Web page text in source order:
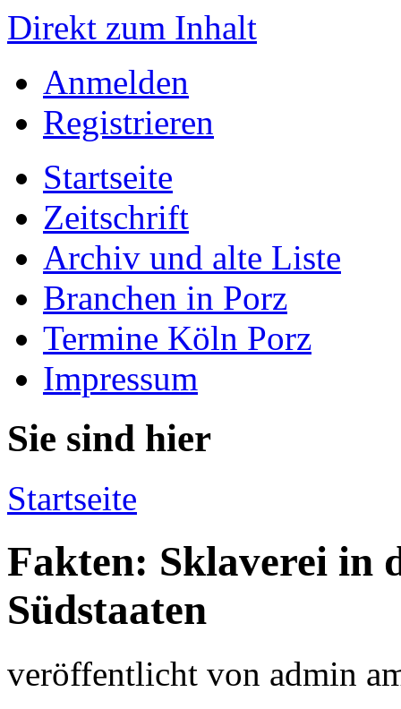
Direkt zum Inhalt
Anmelden
Registrieren
Startseite
Zeitschrift
Archiv und alte Liste
Branchen in Porz
Termine Köln Porz
Impressum
Sie sind hier
Startseite
Fakten: Sklaverei in
Südstaaten
veröffentlicht von admin